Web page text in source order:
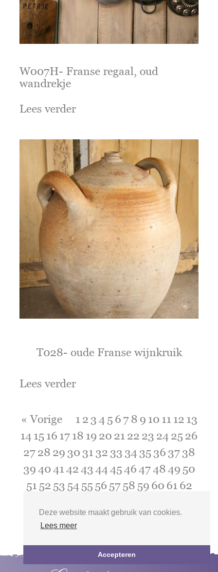
Deze website maakt gebruik van cookies.
Lees meer
Accepteren
W007H- Franse regaal, oud
wandrekje
Lees verder
T028- oude Franse wijnkruik
Lees verder
« Vorige 1 2 34 5 6 7 8 9 10 11 12 13
14 15 16 1718 19 20 21 22 23 24 25 26
27 28 29 30 31 32 33 34 35 36 37 38
394041 4243444546474849 50
51 52 53 54 55 56 57 58 59 60 61 62